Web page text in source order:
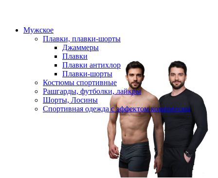
Мужское
Плавки, плавки-шорты
Джаммеры
Плавки
Плавки антихлор
Плавки-шорты
Костюмы спортивные
Рашгарды, футболки, лайкры
Шорты, Лосины
Спортивная одежда с эффектом компрессии